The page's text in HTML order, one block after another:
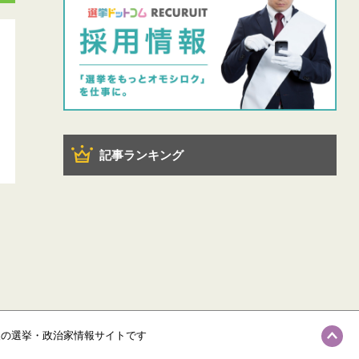
記事ランキング
選挙・政治家情報サイトです